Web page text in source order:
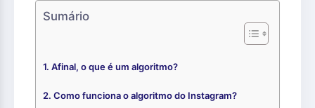
Sumário
Afinal, o que é um algoritmo?
Como funciona o algoritmo do Instagram?